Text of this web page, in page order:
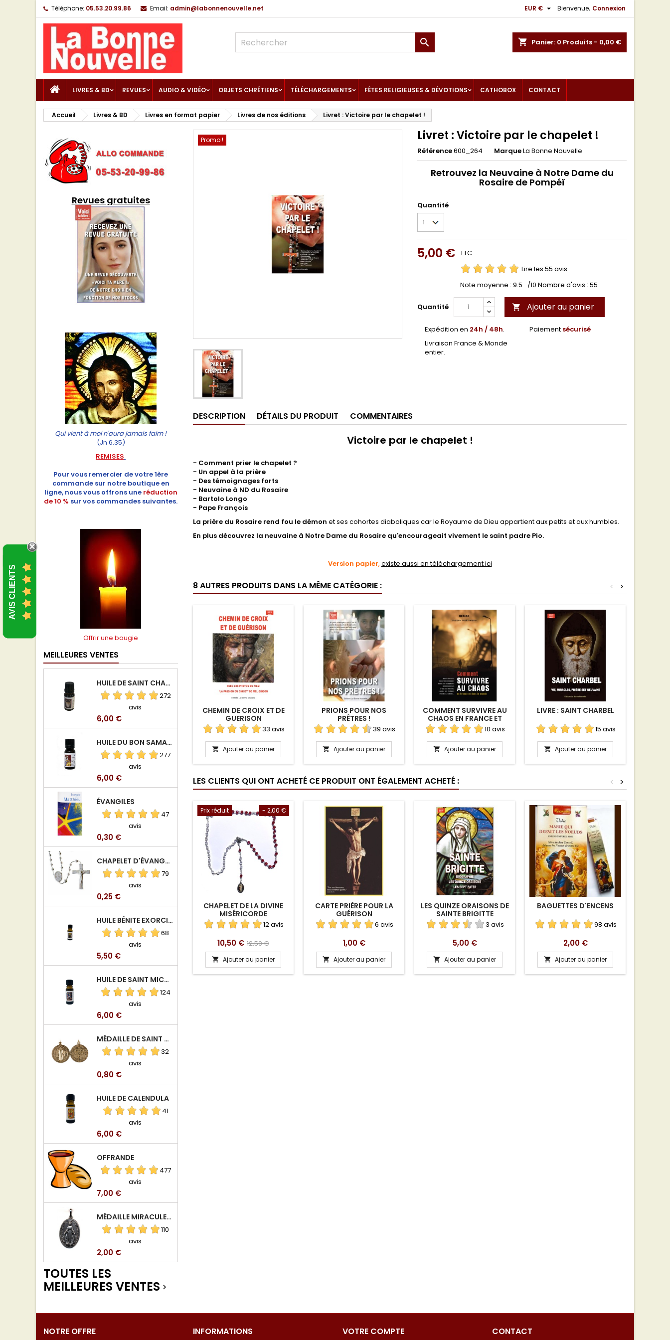
Téléphone: 05.53.20.99.86 Email: admin@labonnenouvelle.net Bienvenue, Connexion
EUR € 
shopping_cart Panier: 0 Produits - 0,00 €

LIVRES & BD REVUES AUDIO & VIDÉO OBJETS CHRÉTIENS TÉLÉCHARGEMENTS FÊTES RELIGIEUSES & DÉVOTIONS CATHOBOX CONTACT
Accueil Livres & BD Livres en format papier Livres de nos éditions Livret : Victoire par le chapelet !
Revues gratuites
Qui vient à moi n'aura jamais faim !
(Jn 6.35)
REMISES
Pour vous remercier de votre 1ère
commande sur notre boutique en
ligne, nous vous offrons une réduction
de 10 % sur vos commandes suivantes.
Offrir une bougie
MEILLEURES VENTES
HUILE DE SAINT CHARBEL
272
avis
Prix
6,00 €
HUILE DU BON SAMARITAIN
277
avis
Prix
6,00 €
ÉVANGILES
47
avis
Prix
0,30 €
CHAPELET D'ÉVANGÉLISATION
79
avis
Prix
0,25 €
HUILE BÉNITE EXORCISÉE
68
avis
Prix
5,50 €
HUILE DE SAINT MICHEL ARCHANGE
124
avis
Prix
6,00 €
MÉDAILLE DE SAINT BENOIT EN ALUMINIUM
32
avis
Prix
0,80 €
HUILE DE CALENDULA
41
avis
Prix
6,00 €
OFFRANDE
477
avis
Prix
7,00 €
MÉDAILLE MIRACULEUSE DE VIERGE DE LA RUE DU BAC
110
avis
Prix
2,00 €
TOUTES LES
MEILLEURES VENTES 
Promo ! Livret : Victoire par le chapelet !
Référence600_264 MarqueLa Bonne Nouvelle
Retrouvez la Neuvaine à Notre Dame du
Rosaire de Pompéï
Quantité
5,00 € TTC
Lire les 55 avis
Note moyenne : 9.5 /10 Nombre d'avis : 55
Quantité  Ajouter au panier
Expédition en 24h / 48h.
Livraison France & Monde
entier.
Paiement sécurisé
DESCRIPTION DÉTAILS DU PRODUIT COMMENTAIRES
Victoire par le chapelet !
- Comment prier le chapelet ?
- Un appel à la prière
- Des témoignages forts
- Neuvaine à ND du Rosaire
- Bartolo Longo
- Pape François
La prière du Rosaire rend fou le démon et ses cohortes diaboliques car le Royaume de Dieu appartient aux petits et aux humbles.
En plus découvrez la neuvaine à Notre Dame du Rosaire qu'encourageait vivement le saint padre Pio.
Version papier, existe aussi en téléchargement ici
8 AUTRES PRODUITS DANS LA MÊME CATÉGORIE : >
<
CHEMIN DE CROIX ET DE
GUERISON
33 avis
 Ajouter au panier
PRIONS POUR NOS
PRÊTRES !
39 avis
 Ajouter au panier
COMMENT SURVIVRE AU
CHAOS EN FRANCE ET
DANS LE MONDE10 avis
 Ajouter au panier
LIVRE : SAINT CHARBEL
15 avis
 Ajouter au panier
LES CLIENTS QUI ONT ACHETÉ CE PRODUIT ONT ÉGALEMENT ACHETÉ : >
<
- 2,00 €
Prix réduit
CHAPELET DE LA DIVINE
MISÉRICORDE
12 avis
Prix
10,50 € Prix
de
base
12,50 €
 Ajouter au panier
CARTE PRIÈRE POUR LA
GUÉRISON
6 avis
Prix
1,00 €
 Ajouter au panier
LES QUINZE ORAISONS DE
SAINTE BRIGITTE
3 avis
Prix
5,00 €
 Ajouter au panier
BAGUETTES D'ENCENS
98 avis
Prix
2,00 €
 Ajouter au panier
NOTRE OFFRE INFORMATIONS VOTRE COMPTE CONTACT
AVIS CLIENTS